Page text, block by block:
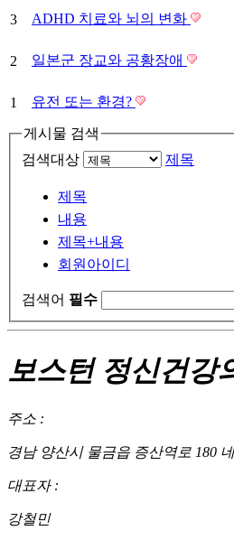
3 ADHD 치료와 뇌의 변화
2 일본군 장교와 공황장애
1 유전 또는 환경?
게시물 검색
검색대상
제목
제목
내용
제목+내용
회원아이디
검색어 필수
보스턴 정신건강
주소 :
경남 양산시 물금읍 증산역로 180
대표자 :
강철민